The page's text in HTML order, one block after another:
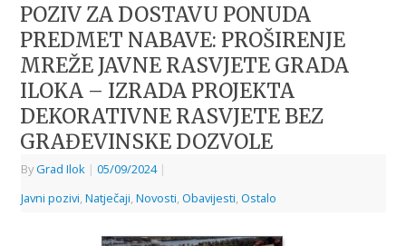
POZIV ZA DOSTAVU PONUDA
PREDMET NABAVE: PROŠIRENJE
MREŽE JAVNE RASVJETE GRADA
ILOKA – IZRADA PROJEKTA
DEKORATIVNE RASVJETE BEZ
GRAĐEVINSKE DOZVOLE
ByGrad Ilok | 05/09/2024 |
Javni pozivi, Natječaji, Novosti, Obavijesti, Ostalo